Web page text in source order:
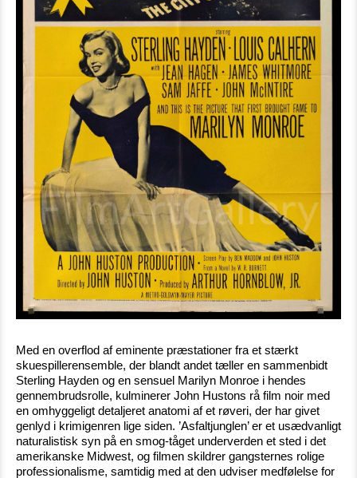
Med en overflod af eminente præstationer fra et stærkt
skuespillerensemble, der blandt andet tæller en sammenbidt
Sterling Hayden og en sensuel Marilyn Monroe i hendes
gennembrudsrolle, kulminerer John Hustons rå film noir med
en omhyggeligt detaljeret anatomi af et røveri, der har givet
genlyd i krimigenren lige siden. ’Asfaltjunglen’ er et usædvanligt
naturalistisk syn på en smog-tåget underverden et sted i det
amerikanske Midwest, og filmen skildrer gangsternes rolige
professionalisme, samtidig med at den udviser medfølelse for